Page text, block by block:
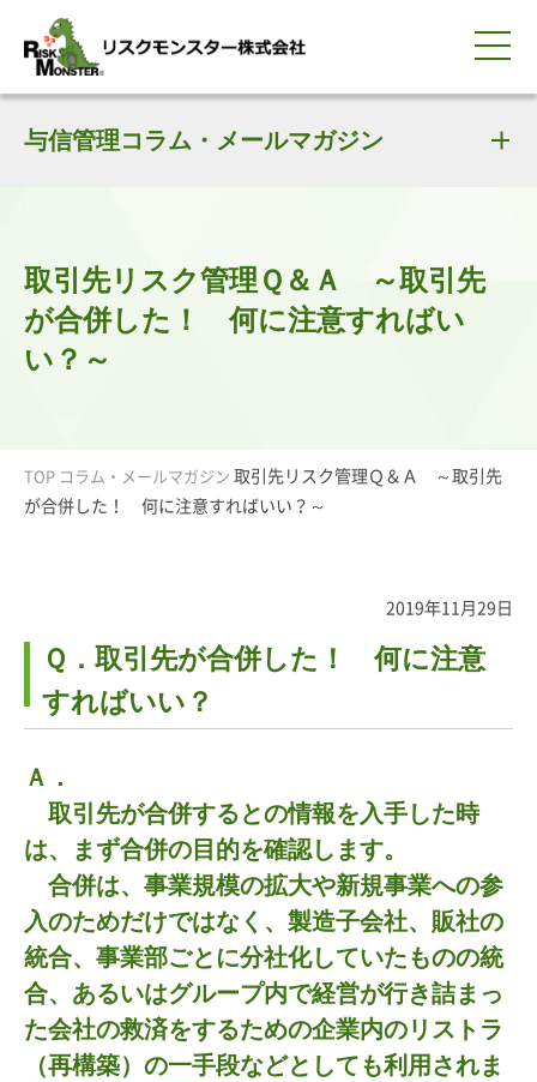
サービス紹介
選ばれる理由
知る・学ぶ
導入事例
企業情報
採用情報
IR情報
お問い合わせ
0120-259-440
平日9:00-18:00(土日祝除く)
与信管理コラム・メールマガジン
取引先リスク管理Ｑ＆Ａ ～取引先
が合併した！ 何に注意すればい
い？～
TOP コラム・メールマガジン 取引先リスク管理Ｑ＆Ａ ～取引先
が合併した！ 何に注意すればいい？～
2019年11月29日
Ｑ．取引先が合併した！ 何に注意
すればいい？
Ａ．
取引先が合併するとの情報を入手した時
は、まず合併の目的を確認します。
合併は、事業規模の拡大や新規事業への参
入のためだけではなく、製造子会社、販社の
統合、事業部ごとに分社化していたものの統
合、あるいはグループ内で経営が行き詰まっ
た会社の救済をするための企業内のリストラ
（再構築）の一手段などとしても利用されま